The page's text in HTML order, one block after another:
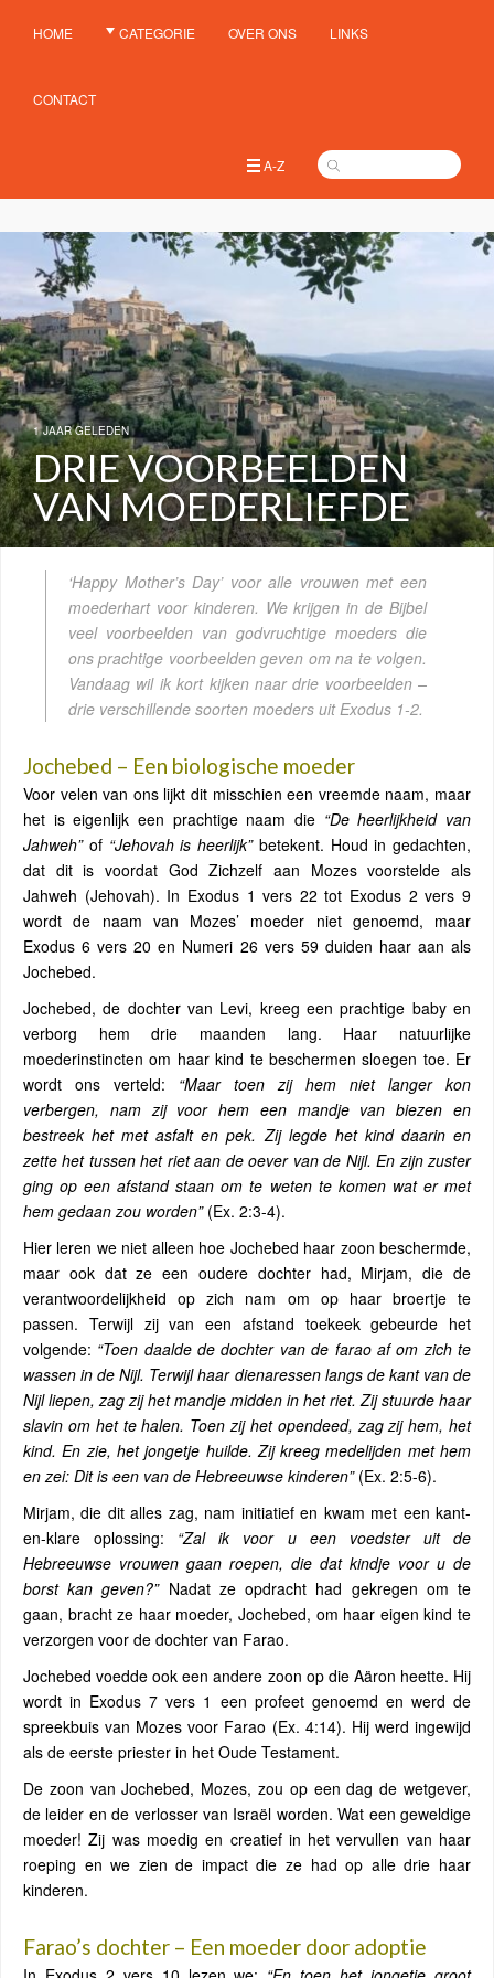
HOME CATEGORIE OVER ONS LINKS
CONTACT
A-Z
1 JAAR GELEDEN
DRIE VOORBEELDEN
VAN MOEDERLIEFDE
‘Happy Mother’s Day’ voor alle vrouwen met een
moederhart voor kinderen. We krijgen in de Bijbel
veel voorbeelden van godvruchtige moeders die
ons prachtige voorbeelden geven om na te volgen.
Vandaag wil ik kort kijken naar drie voorbeelden –
drie verschillende soorten moeders uit Exodus 1-2.
Jochebed – Een biologische moeder
Voor velen van ons lijkt dit misschien een vreemde naam, maar
het is eigenlijk een prachtige naam die “De heerlijkheid van
Jahweh”of “Jehovah is heerlijk”betekent. Houd in gedachten,
dat dit is voordat God Zichzelf aan Mozes voorstelde als
Jahweh (Jehovah). In Exodus 1 vers 22 tot Exodus 2 vers 9
wordt de naam van Mozes’ moeder niet genoemd, maar
Exodus 6 vers 20 en Numeri 26 vers 59 duiden haar aan als
Jochebed.
Jochebed, de dochter van Levi, kreeg een prachtige baby en
verborg hem drie maanden lang. Haar natuurlijke
moederinstincten om haar kind te beschermen sloegen toe. Er
wordt ons verteld: “Maar toen zij hem niet langer kon
verbergen, nam zij voor hem een mandje van biezen en
bestreek het met asfalt en pek. Zij legde het kind daarin en
zette het tussen het riet aan de oever van de Nijl. En zijn zuster
ging op een afstand staan om te weten te komen wat er met
hem gedaan zou worden”(Ex. 2:3-4).
Hier leren we niet alleen hoe Jochebed haar zoon beschermde,
maar ook dat ze een oudere dochter had, Mirjam, die de
verantwoordelijkheid op zich nam om op haar broertje te
passen. Terwijl zij van een afstand toekeek gebeurde het
volgende: “Toen daalde de dochter van de farao af om zich te
wassen in de Nijl. Terwijl haar dienaressen langs de kant van de
Nijl liepen, zag zij het mandje midden in het riet. Zij stuurde haar
slavin om het te halen. Toen zij het opendeed, zag zij hem, het
kind. En zie, het jongetje huilde. Zij kreeg medelijden met hem
en zei: Dit is een van de Hebreeuwse kinderen” (Ex. 2:5-6).
Mirjam, die dit alles zag, nam initiatief en kwam met een kant-
en-klare oplossing: “Zal ik voor u een voedster uit de
Hebreeuwse vrouwen gaan roepen, die dat kindje voor u de
borst kan geven?”Nadat ze opdracht had gekregen om te
gaan, bracht ze haar moeder, Jochebed, om haar eigen kind te
verzorgen voor de dochter van Farao.
Jochebed voedde ook een andere zoon op die Aäron heette. Hij
wordt in Exodus 7 vers 1 een profeet genoemd en werd de
spreekbuis van Mozes voor Farao (Ex. 4:14). Hij werd ingewijd
als de eerste priester in het Oude Testament.
De zoon van Jochebed, Mozes, zou op een dag de wetgever,
de leider en de verlosser van Israël worden. Wat een geweldige
moeder! Zij was moedig en creatief in het vervullen van haar
roeping en we zien de impact die ze had op alle drie haar
kinderen.
Farao’s dochter – Een moeder door adoptie